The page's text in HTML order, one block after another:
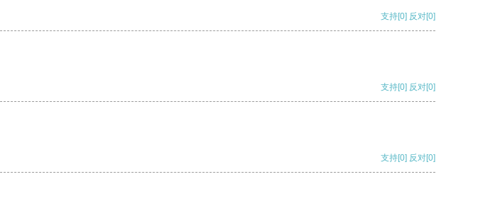
支持[0] 反对[0]
支持[0] 反对[0]
支持[0] 反对[0]